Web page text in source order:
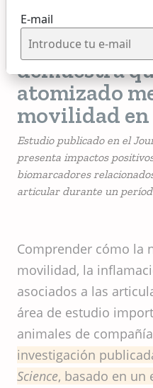
E-mail
Miércoles, 25 de Marzo,
Nuevo
demuestra
atomizado
movilidad
Estudio publicado en el
presenta impactos
biomarcadores
articular durante un
Comprender cómo la
movilidad, la
asociados a las
área de estudio
animales de
investigación
Science, basado en un